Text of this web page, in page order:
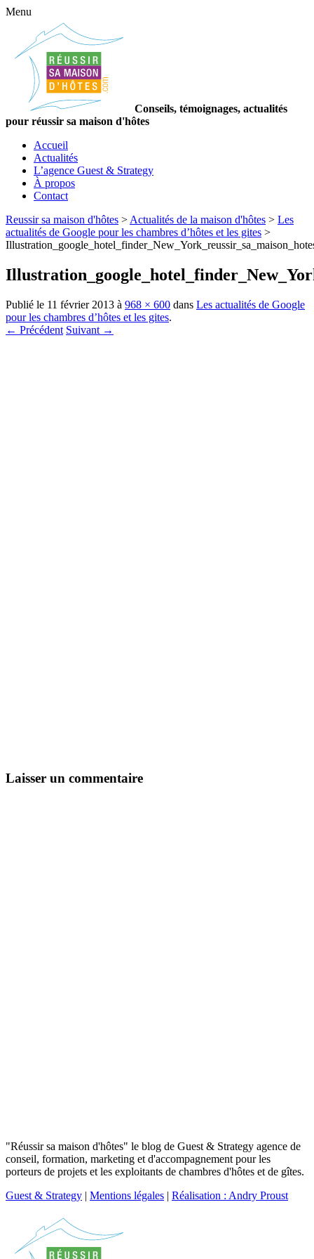
Menu
Conseils, témoignages, actualités
pour réussir sa maison d'hôtes
Accueil
Actualités
L’agence Guest & Strategy
À propos
Contact
Reussir sa maison d'hôtes > Actualités de la maison d'hôtes > Les
actualités de Google pour les chambres d’hôtes et les gites >
Publié le 11 février 2013 à 968 × 600 dans Les actualités de Google
pour les chambres d’hôtes et les gites.
← Précédent Suivant →
Laisser un commentaire
"Réussir sa maison d'hôtes" le blog de Guest & Strategy agence de
conseil, formation, marketing et d'accompagnement pour les
porteurs de projets et les exploitants de chambres d'hôtes et de gîtes.
Guest & Strategy | Mentions légales | Réalisation : Andry Proust